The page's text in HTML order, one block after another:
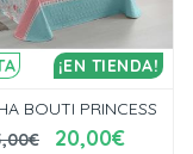
¡EN TIENDA!
BOUTI PRINCESS
20,00€